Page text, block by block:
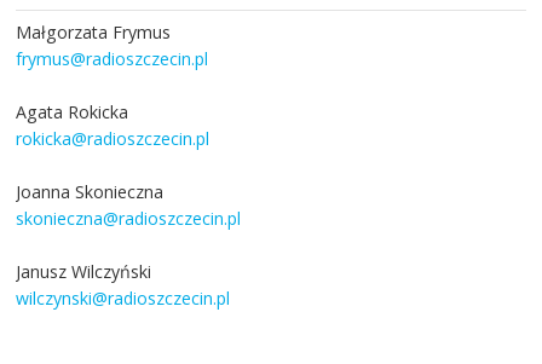
Małgorzata Frymus
frymus@radioszczecin.pl
Agata Rokicka
rokicka@radioszczecin.pl
Joanna Skonieczna
skonieczna@radioszczecin.pl
Janusz Wilczyński
wilczynski@radioszczecin.pl